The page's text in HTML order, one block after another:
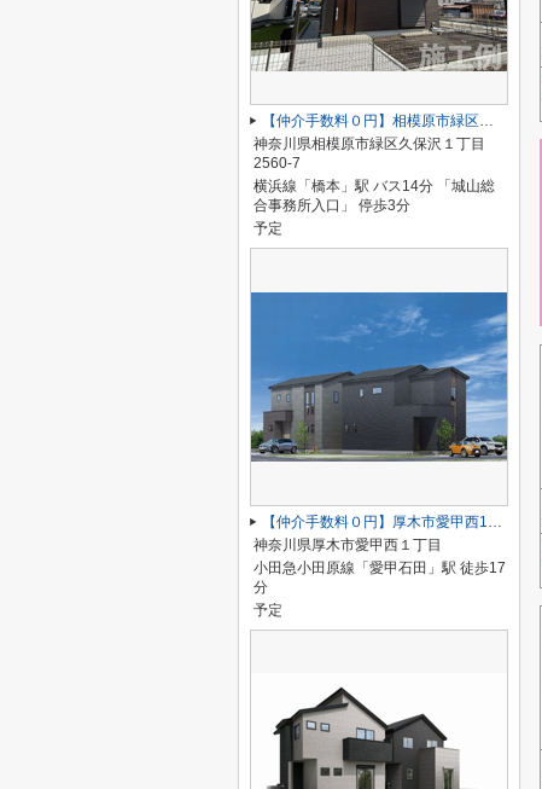
【仲介手数料０円】相模原市緑区久保沢1丁目 新築一戸建て 4号棟
神奈川県相模原市緑区久保沢１丁目
2560-7
横浜線「橋本」駅 バス14分 「城山総
合事務所入口」 停歩3分
予定
【仲介手数料０円】厚木市愛甲西1丁目 新築一戸建て 1号棟
神奈川県厚木市愛甲西１丁目
小田急小田原線「愛甲石田」駅 徒歩17
分
予定